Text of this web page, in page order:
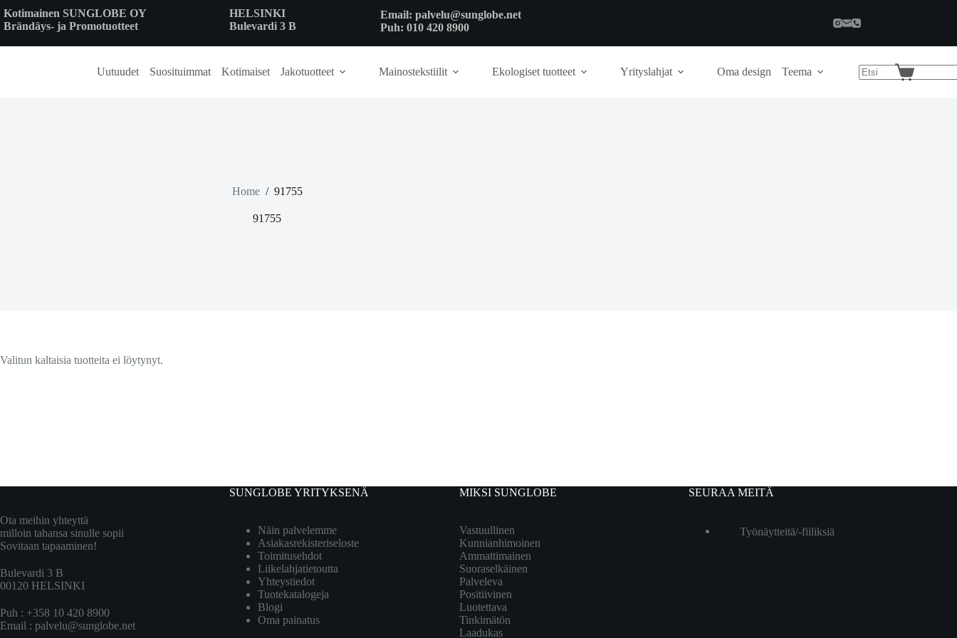
to
content
Kotimainen SUNGLOBE OY
Brändäys- ja Promotuotteet
HELSINKI
Bulevardi 3 B
Email: palvelu@sunglobe.net
Puh: 010 420 8900
Uutuudet Suosituimmat Kotimaiset Jakotuotteet Mainostekstiilit Ekologiset tuotteet Yrityslahjat Oma design Teema
Shopping
Home / 91755
91755
Valitun kaltaisia tuotteita ei löytynyt.
Ota meihin yhteyttä
milloin tahansa sinulle sopii
Sovitaan tapaaminen!
Bulevardi 3 B
00120 HELSINKI
Puh : +358 10 420 8900
Email : palvelu@sunglobe.net
SUNGLOBE YRITYKSENÄ
Näin palvelemme
Asiakasrekisteriseloste
Toimitusehdot
Liikelahjatietoutta
Yhteystiedot
Tuotekatalogeja
Blogi
Oma painatus
MIKSI SUNGLOBE
Vastuullinen
Kunnianhimoinen
Ammattimainen
Suoraselkäinen
Palveleva
Positiivinen
Luotettava
Tinkimätön
Laadukas
SEURAA MEITÄ
Työnäytteitä/-fiiliksiä